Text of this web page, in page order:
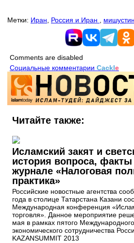
Метки: Иран Россия и Иран мишустин
Comments are disabled
Социальные комментарии Cackle
Читайте также:
Исламский закят и
история вопроса,
журнале «Налоговая
практика»
Российские новостные агентства
года в столице Татарстана Казани
Международная конференция
торговля». Данное мероприятие
мая в рамках пятого
экономического сотрудничества
KAZANSUMMIT 2013